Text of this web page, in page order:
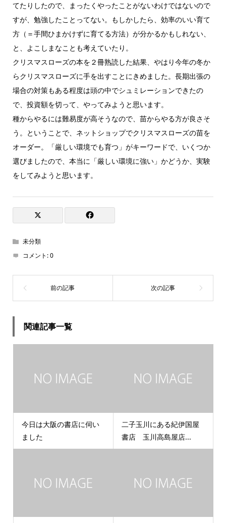
てたりしたので、まったくやったことがないわけではないので
すが、勉強したことってない。もしかしたら、効率のいい育て
方（＝手間ひまかけずに育てる方法）が分かるかもしれない、
と、よこしまなことも考えていたり。
クリスマスローズの本を２冊熟読した結果、やはり今年の冬か
らクリスマスローズに手を出すことにきめました。長期出張の
場合の対策もある程度は頭の中でシュミレーションできたの
で、投資額を切って、やってみようと思います。
種からやるには難易度が高そうなので、苗からやる方が良さそ
う。ということで、ネットショップでクリスマスローズの苗を
オーダー。「厳しい環境でも育つ」がキーワードで、いくつか
選びましたので、本当に「厳しい環境に強い」かどうか、実験
をしてみようと思います。
未分類
コメント:0
関連記事一覧
今日は大阪の書店に伺い
ました
二子玉川にある紀伊国屋
書店 玉川高島屋店...